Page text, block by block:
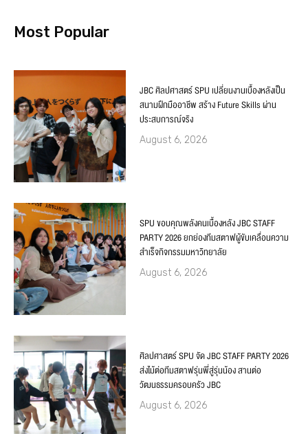
Most Popular
JBC ศิลปศาสตร์ SPU เปลี่ยนงานเบื้องหลังเป็น
สนามฝึกมืออาชีพ สร้าง Future Skills ผ่าน
ประสบการณ์จริง
August 6, 2026
SPU ขอบคุณพลังคนเบื้องหลัง JBC STAFF
PARTY 2026 ยกย่องทีมสตาฟผู้ขับเคลื่อนความ
สำเร็จกิจกรรมมหาวิทยาลัย
August 6, 2026
ศิลปศาสตร์ SPU จัด JBC STAFF PARTY 2026
ส่งไม้ต่อทีมสตาฟรุ่นพี่สู่รุ่นน้อง สานต่อ
วัฒนธรรมครอบครัว JBC
August 6, 2026